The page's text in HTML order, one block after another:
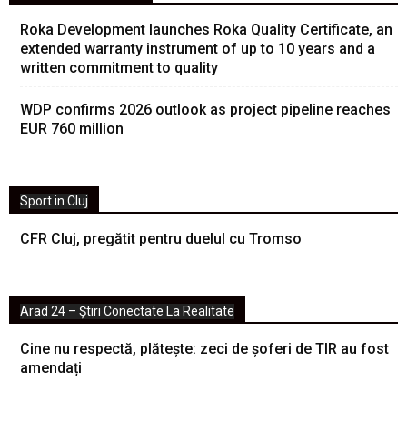
Roka Development launches Roka Quality Certificate, an
extended warranty instrument of up to 10 years and a
written commitment to quality
WDP confirms 2026 outlook as project pipeline reaches
EUR 760 million
Sport in Cluj
CFR Cluj, pregătit pentru duelul cu Tromso
Arad 24 – Știri Conectate La Realitate
Cine nu respectă, plătește: zeci de șoferi de TIR au fost
amendați